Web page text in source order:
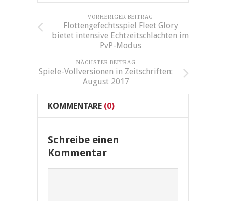
VORHERIGER BEITRAG
Flottengefechtsspiel Fleet Glory
bietet intensive Echtzeitschlachten im
PvP-Modus
NÄCHSTER BEITRAG
Spiele-Vollversionen in Zeitschriften:
August 2017
KOMMENTARE (0)
Schreibe einen
Kommentar